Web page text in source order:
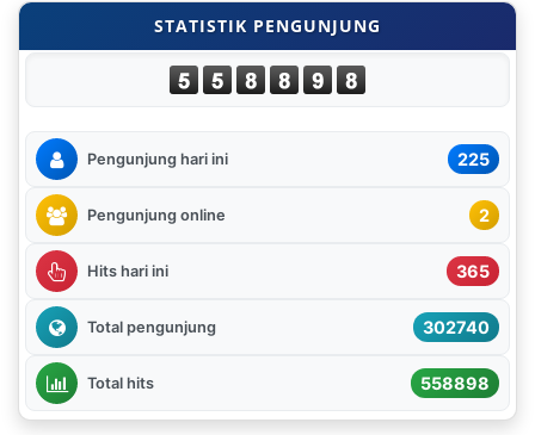
STATISTIK PENGUNJUNG
Pengunjung hari ini 225
Pengunjung online 2
Hits hari ini 365
Total pengunjung 302740
Total hits 558898